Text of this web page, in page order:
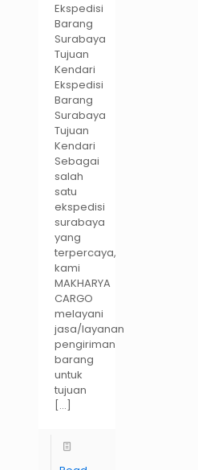
Ekspedisi
Barang
Surabaya
Tujuan
Kendari
Ekspedisi
Barang
Surabaya
Tujuan
Kendari
Sebagai
salah
satu
ekspedisi
surabaya
yang
terpercaya,
kami
MAKHARYA
CARGO
melayani
jasa/layanan
pengiriman
barang
untuk
tujuan
[…]